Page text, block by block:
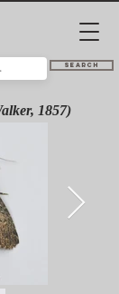
Search
1857)